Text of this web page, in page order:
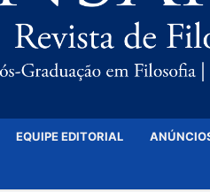
EQUIPE EDITORIAL